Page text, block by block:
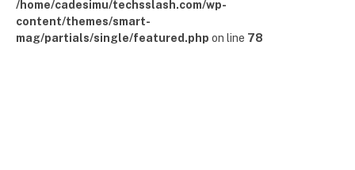
/home/cadesimu/techsslash.com/wp-
content/themes/smart-
mag/partials/single/featured.php on line 78